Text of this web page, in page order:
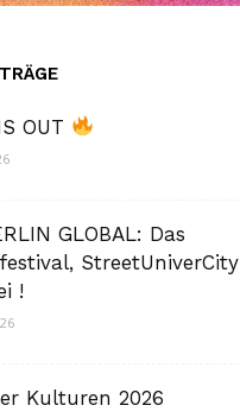
OUT
GLOBAL: Das
StreetUniverCity
!
Kulturen 2026